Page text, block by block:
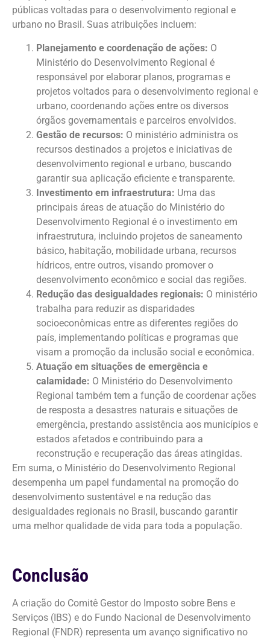
públicas voltadas para o desenvolvimento regional e
urbano no Brasil. Suas atribuições incluem:
Planejamento e coordenação de ações: O
Ministério do Desenvolvimento Regional é
responsável por elaborar planos, programas e
projetos voltados para o desenvolvimento regional e
urbano, coordenando ações entre os diversos
órgãos governamentais e parceiros envolvidos.
Gestão de recursos: O ministério administra os
recursos destinados a projetos e iniciativas de
desenvolvimento regional e urbano, buscando
garantir sua aplicação eficiente e transparente.
Investimento em infraestrutura: Uma das
principais áreas de atuação do Ministério do
Desenvolvimento Regional é o investimento em
infraestrutura, incluindo projetos de saneamento
básico, habitação, mobilidade urbana, recursos
hídricos, entre outros, visando promover o
desenvolvimento econômico e social das regiões.
Redução das desigualdades regionais: O ministério
trabalha para reduzir as disparidades
socioeconômicas entre as diferentes regiões do
país, implementando políticas e programas que
visam a promoção da inclusão social e econômica.
Atuação em situações de emergência e
calamidade: O Ministério do Desenvolvimento
Regional também tem a função de coordenar ações
de resposta a desastres naturais e situações de
emergência, prestando assistência aos municípios e
estados afetados e contribuindo para a
reconstrução e recuperação das áreas atingidas.
Em suma, o Ministério do Desenvolvimento Regional
desempenha um papel fundamental na promoção do
desenvolvimento sustentável e na redução das
desigualdades regionais no Brasil, buscando garantir
uma melhor qualidade de vida para toda a população.
Conclusão
A criação do Comitê Gestor do Imposto sobre Bens e
Serviços (IBS) e do Fundo Nacional de Desenvolvimento
Regional (FNDR) representa um avanço significativo no